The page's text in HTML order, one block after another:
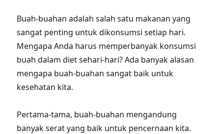
Buah-buahan adalah salah satu makanan yang
sangat penting untuk dikonsumsi setiap hari.
Mengapa Anda harus memperbanyak konsumsi
buah dalam diet sehari-hari? Ada banyak alasan
mengapa buah-buahan sangat baik untuk
kesehatan kita.
Pertama-tama, buah-buahan mengandung
banyak serat yang baik untuk pencernaan kita.